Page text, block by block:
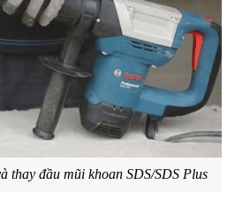
thay đầu mũi khoan SDS/SDS Plus